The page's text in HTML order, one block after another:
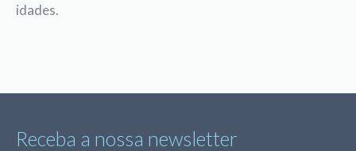
idades.
Receba a nossa newsletter